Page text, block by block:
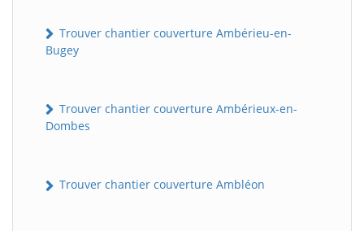
Trouver chantier couverture Ambérieu-en-
Bugey
Trouver chantier couverture Ambérieux-en-
Dombes
Trouver chantier couverture Ambléon